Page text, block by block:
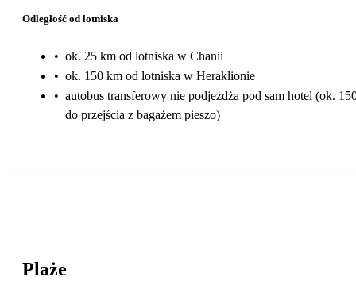
Odległość od lotniska
• ok. 25 km od lotniska w Chanii
• ok. 150 km od lotniska w Heraklionie
• autobus transferowy nie podjeżdża pod sam hotel (ok.
do przejścia z bagażem pieszo)
Plaże